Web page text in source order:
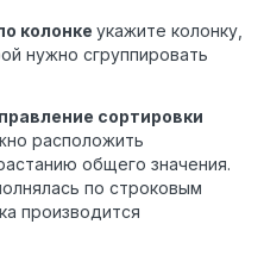
колонке укажите колонку,
нужно сгруппировать
сортировки
расположить
общего значения.
по строковым
производится